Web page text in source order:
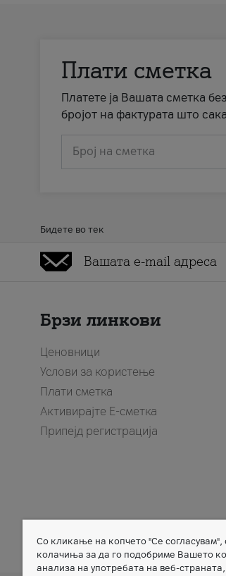
Плати сметка
Платете ја Вашата сметка
бројот на фактурата што
Број на сметка
Бидете во тек
Брзи линкови
Ценовници
Услови за користење
Плати сметка
Активирајте Е-сметка
Припејд регистрација
Member of
Со кликање на копчето "Се согласувам",
колачиња за да го подобриме Вашето
анализа на употребата на веб-